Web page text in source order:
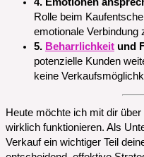
Rolle beim
emotionale Verbindung
5. Beharrlichkeit und
potenzielle Kunden
keine
Heute möchte ich mit dir
wirklich funktionieren. Als
Verkauf ein wichtiger Teil